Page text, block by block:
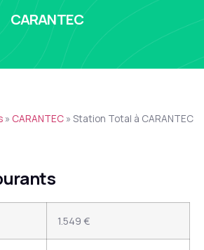
CARANTEC
» CARANTEC » Station Total à CARANTEC
1.549 €